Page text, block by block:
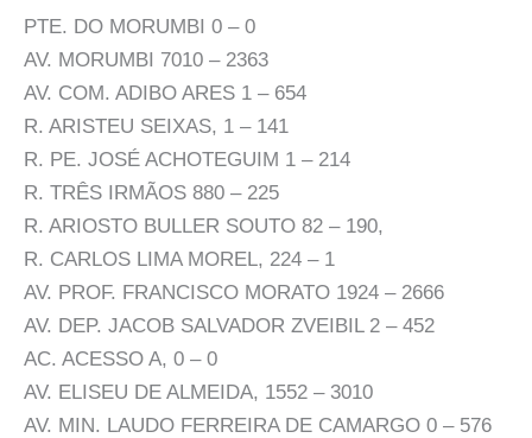
PTE. DO MORUMBI 0 – 0
AV. MORUMBI 7010 – 2363
AV. COM. ADIBO ARES 1 – 654
R. ARISTEU SEIXAS, 1 – 141
R. PE. JOSÉ ACHOTEGUIM 1 – 214
R. TRÊS IRMÃOS 880 – 225
R. ARIOSTO BULLER SOUTO 82 – 190,
R. CARLOS LIMA MOREL, 224 – 1
AV. PROF. FRANCISCO MORATO 1924 – 2666
AV. DEP. JACOB SALVADOR ZVEIBIL 2 – 452
AC. ACESSO A, 0 – 0
AV. ELISEU DE ALMEIDA, 1552 – 3010
AV. MIN. LAUDO FERREIRA DE CAMARGO 0 – 576